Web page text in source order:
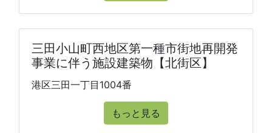
三田小山町西地区第一種市街地再開発
事業に伴う施設建築物【北街区】
港区三田一丁目1004番
もっと見る